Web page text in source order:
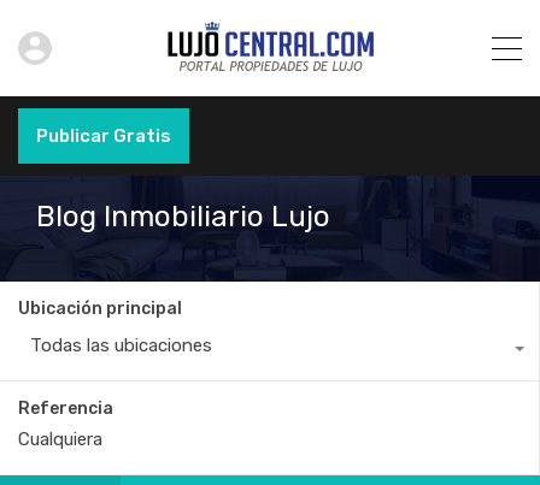
Publicar Gratis
Blog Inmobiliario Lujo
Ubicación principal
Todas las ubicaciones
Referencia